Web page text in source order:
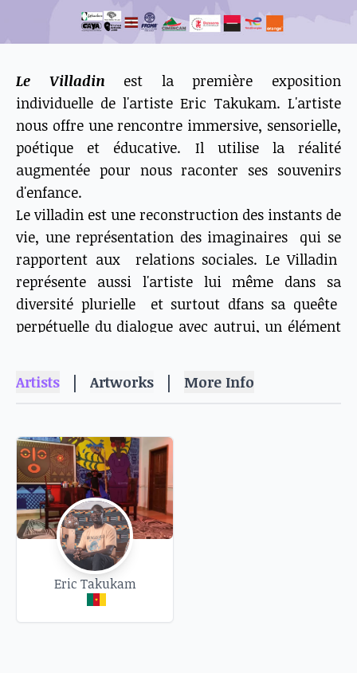
Le Villadin est la première exposition
individuelle de l'artiste Eric Takukam. L'artiste
nous offre une rencontre immersive, sensorielle,
poétique et éducative. Il utilise la réalité
augmentée pour nous raconter ses souvenirs
d'enfance.
Le villadin est une reconstruction des instants de
vie, une représentation des imaginaires qui se
rapportent aux relations sociales. Le Villadin
représente aussi l'artiste lui même dans sa
diversité plurielle et surtout dfans sa queête
perpétuelle du dialogue avec autrui, un élément
développement social mis en peril aujourd'hui
par le capitalisme et la mondialisation.
Artists | Artworks | More Info
Eric Takukam